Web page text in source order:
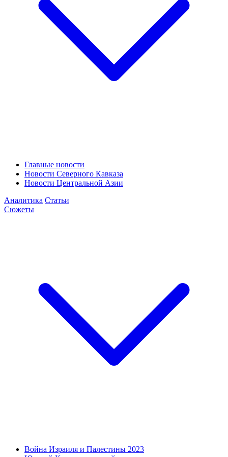
Главные новости
Новости Северного Кавказа
Новости Центральной Азии
Аналитика Статьи
Сюжеты
Война Израиля и Палестины 2023